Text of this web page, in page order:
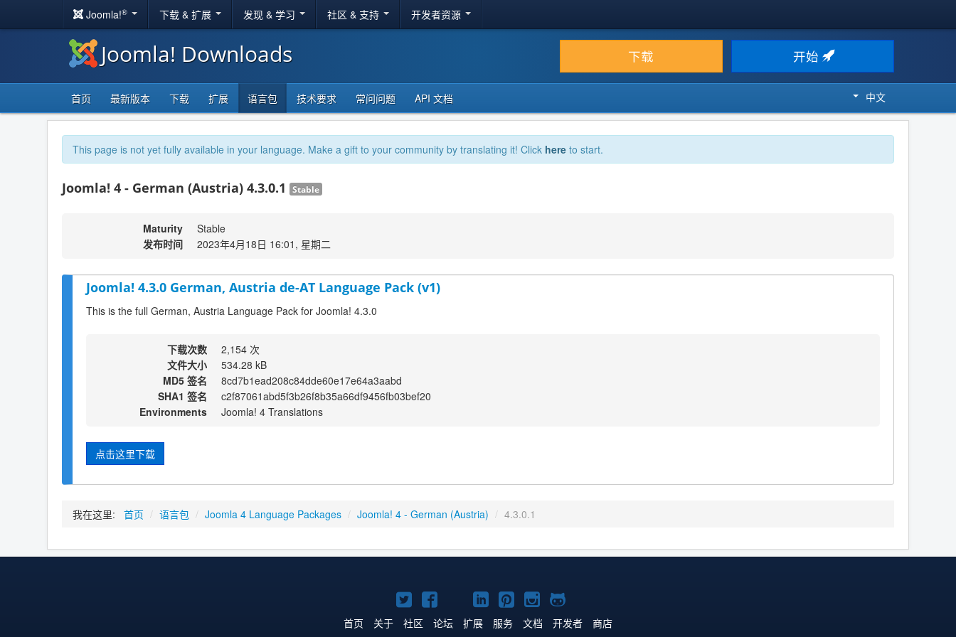
Joomla!® 下载 & 扩展 发现 & 学习 社区 & 支持 开发者资源
Joomla! Downloads 下载 开始
首页 最新版本 下载 扩展 语言包 技术要求 常问问题 API 文档 中文
This page is not yet fully available in your language. Make a gift to your community by translating it! Click here to start.
Joomla! 4 - German (Austria) 4.3.0.1 Stable
Maturity
Stable
发布时间
2023年4月18日 16:01, 星期二
Joomla! 4.3.0 German, Austria de-AT Language Pack (v1)
This is the full German, Austria Language Pack for Joomla! 4.3.0
下载次数
2,154 次
文件大小
534.28 kB
MD5 签名
8cd7b1ead208c84dde60e17e64a3aabd
SHA1 签名
c2f87061abd5f3b26f8b35a66df9456fb03bef20
Environments
Joomla! 4 Translations
点击这里下载
我在这里: 首页 / 语言包 / Joomla 4 Language Packages / Joomla! 4 - German (Austria) / 4.3.0.1
Twitter
主
Facebook
主
YouTube
主
LinkedIn
主
Pinterest
主
Instagram
主
GitHub
主
首页 关于 社区 论坛 扩展 服务 文档 开发者 商店